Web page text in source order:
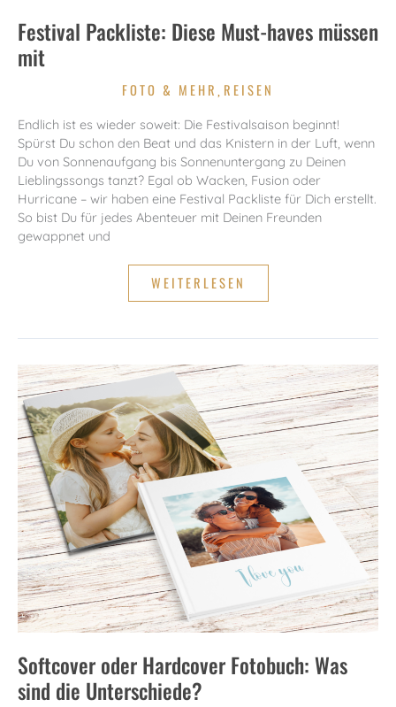
Festival Packliste: Diese Must-haves müssen
mit
FOTO & MEHR , REISEN
Endlich ist es wieder soweit: Die Festivalsaison beginnt!
Spürst Du schon den Beat und das Knistern in der Luft, wenn
Du von Sonnenaufgang bis Sonnenuntergang zu Deinen
Lieblingssongs tanzt? Egal ob Wacken, Fusion oder
Hurricane – wir haben eine Festival Packliste für Dich erstellt.
So bist Du für jedes Abenteuer mit Deinen Freunden
gewappnet und
FESTIVAL
PACKLISTE:
DIESE
MÜSSEN
WEITERLESEN
Softcover oder Hardcover Fotobuch: Was
sind die Unterschiede?